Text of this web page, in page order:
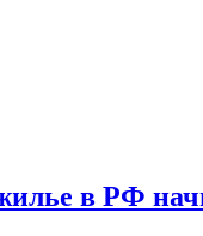
в РФ